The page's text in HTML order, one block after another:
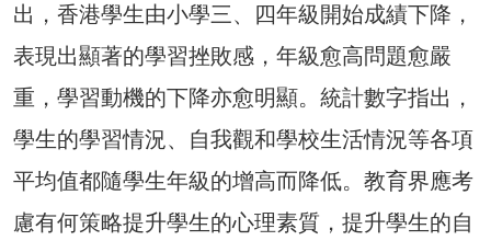
出，香港學生由小學三、四年級開始成績下降，
表現出顯著的學習挫敗感，年級愈高問題愈嚴
重，學習動機的下降亦愈明顯。統計數字指出，
學生的學習情況、自我觀和學校生活情況等各項
平均值都隨學生年級的增高而降低。教育界應考
慮有何策略提升學生的心理素質，提升學生的自